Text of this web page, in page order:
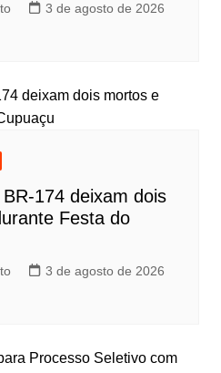
3 de agosto de 2026
174 deixam dois
Festa do
3 de agosto de 2026